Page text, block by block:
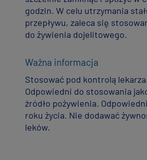
godzin. W celu utrzymania
przepływu, zaleca się
do żywienia dojelitowego.
Ważna informacja
Stosować pod kontrolą
Odpowiedni do stosowania
źródło pożywienia.
roku życia. Nie dodawać
leków.